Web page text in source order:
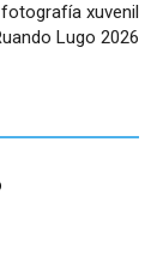
xuvenil
Lugo 2026